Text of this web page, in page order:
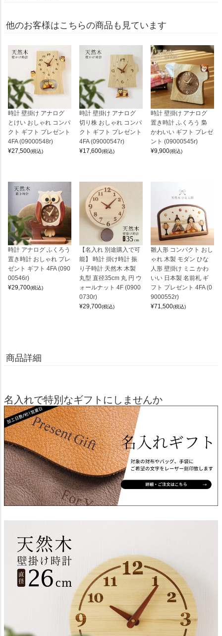
他のお客様はこちらの商品も見ています
時計 壁掛け アナログ
とけい おしゃれ コンパ
クト ギフト プレゼント
4FA (09000548r)
¥27,500(税込)
時計 壁掛け アナログ
切り株 おしゃれ コンパ
クト ギフト プレゼント
4FA (09000547r)
¥17,600(税込)
時計 壁掛け アナログ
置き時計 ふくろう 梟
かわいい ギフト プレゼ
ント (09000545r)
¥9,900(税込)
時計 アナログ ふくろう
置き時計 おしゃれ プレ
ゼント ギフト 4FA (090
00546r)
¥29,700(税込)
【名入れ 別途購入で可
能】 時計 掛け時計 振
り子時計 天然木 木製
丸型 直径35cm 丸 円 ウ
ォールナット 4F (0900
0730r)
¥29,700(税込)
雛人形 コンパクト おし
ゃれ 木製 モダン ひな
人形 壁掛け ミニ かわ
いい 日本製 名前札 ギ
フト プレゼント 4FA (0
9000552r)
¥71,500(税込)
商品詳細
名入れで特別なギフトにしませんか